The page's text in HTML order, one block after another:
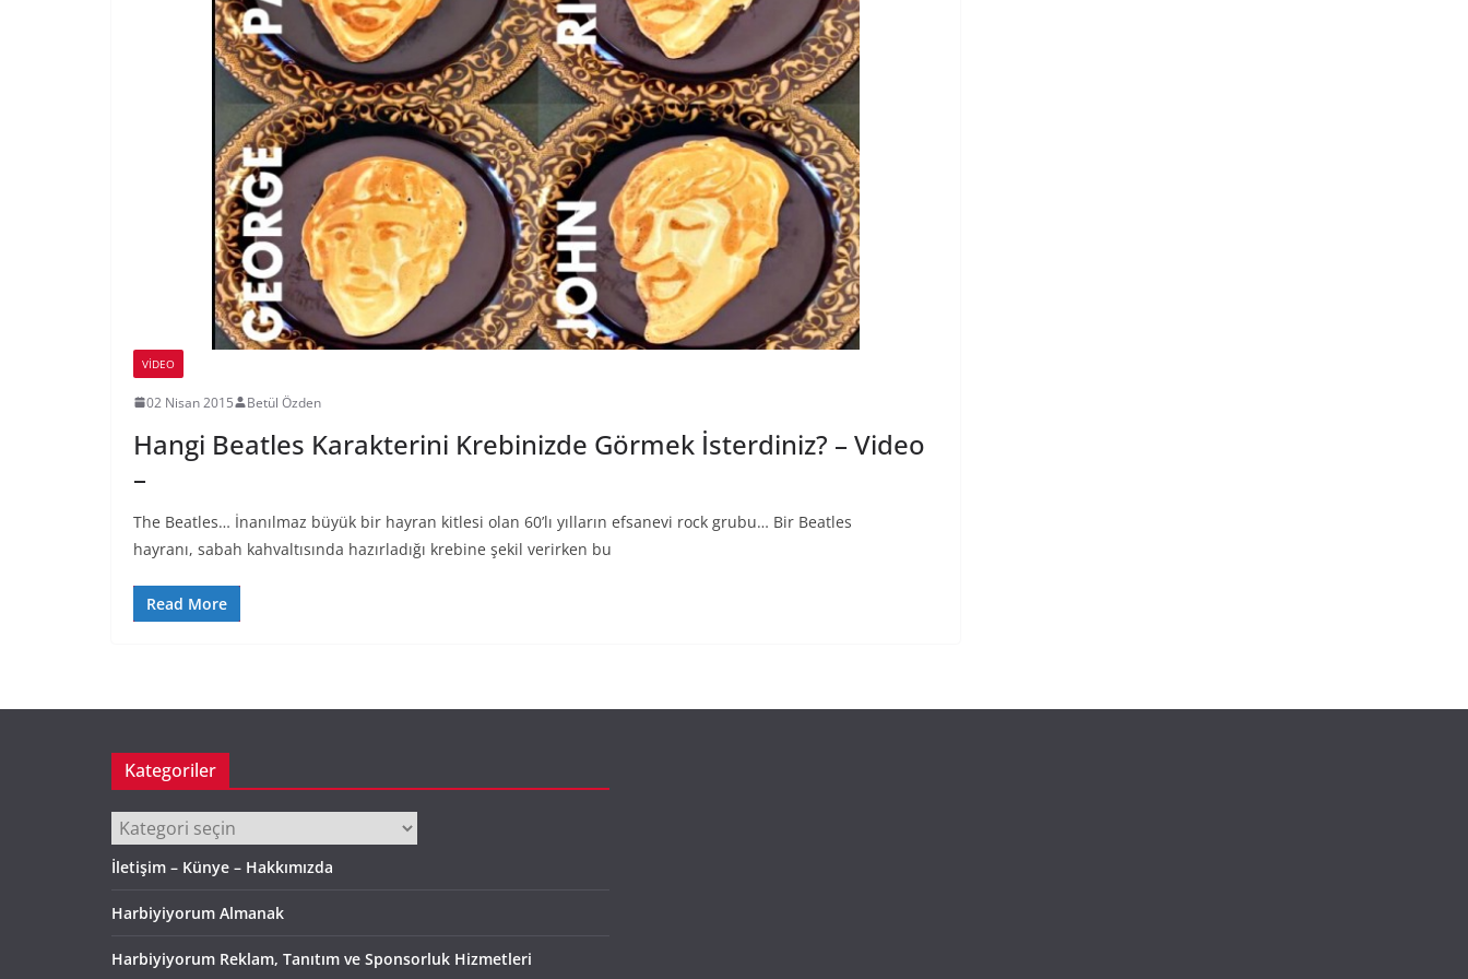
VIDEO
02 Nisan 2015 Betül Özden
Hangi Beatles Karakterini Krebinizde Görmek İsterdiniz? – Video
–
The Beatles… İnanılmaz büyük bir hayran kitlesi olan 60’lı yılların efsanevi rock grubu… Bir Beatles
hayranı, sabah kahvaltısında hazırladığı krebine şekil verirken bu
Read More
Kategoriler
Kategoriler
İletişim – Künye – Hakkımızda
Harbiyiyorum Almanak
Harbiyiyorum Reklam, Tanıtım ve Sponsorluk Hizmetleri